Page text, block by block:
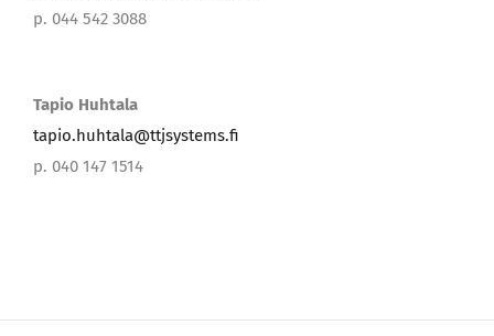
p. 044 542 3088
Tapio Huhtala
tapio.huhtala@ttjsystems.fi
p. 040 147 1514